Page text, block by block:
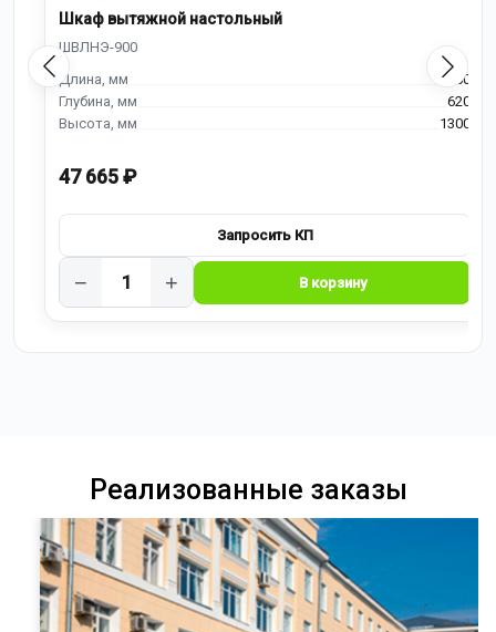
Шкаф вытяжной настольный
900
620
1300
47 665 ₽
− +
Реализованные заказы